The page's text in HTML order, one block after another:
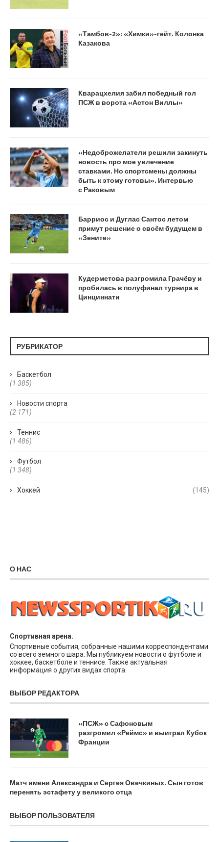
«Тамбов-2»: «Химки»-гейт. Колонка
Казакова
Кварацхелия забил победный гол
ПСЖ в ворота «Астон Виллы»
«Недоброжелатели решили закинуть
новость про мое увлечение
ставками. Но спортсмены должны
быть к этому готовы». Интервью
с Раковым
Барриос и Дуглас Сантос летом
примут решение о своём будущем в
«Зените»
Кудерметова разгромила Грачёву и
пробилась в полуфинал турнира в
Цинциннати
РУБРИКАТОР
Баскетбол
(1 385)
Новости спорта
(2 171)
Теннис
(1 486)
Футбол
(1 348)
Хоккей (145)
О НАС
Спортивная арена.
Спортивные события, собранные нашими корреспондентами
со всего земного шара. Мы публикуем новости о футболе и
хоккее, баскетболе и теннисе. Также актуальная
информация о других видах спорта.
ВЫБОР РЕДАКТОРА
«ПСЖ» с Сафоновым
разгромил «Реймс» и выиграл Кубок
Франции
Матч имени Александра и Сергея Овечкиных. Сын готов
перенять эстафету у великого отца
ВЫБОР ПОЛЬЗОВАТЕЛЯ